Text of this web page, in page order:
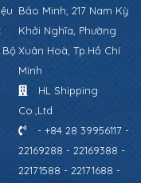
Bảo Minh, 217 Nam Kỳ
Khởi Nghĩa, Phường
Xuân Hoà, Tp.Hồ Chí
Minh
HL Shipping
Co.,Ltd
- +84 28 39956117 -
22169288 - 22169388 -
22171588 - 22171688 -